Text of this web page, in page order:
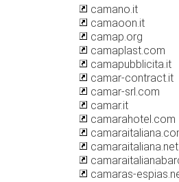
camano.it
camaoon.it
camap.org
camaplast.com
camapubblicita.it
camar-contract.it
camar-srl.com
camar.it
camarahotel.com
camaraitaliana.net
camaras-